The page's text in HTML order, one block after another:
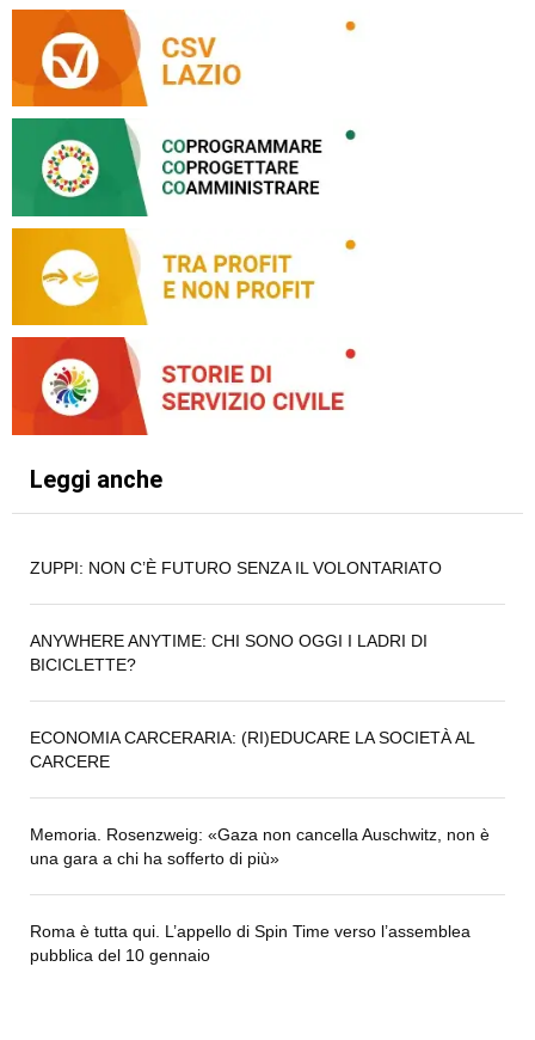
Leggi anche
ZUPPI: NON C’È FUTURO SENZA IL VOLONTARIATO
ANYWHERE ANYTIME: CHI SONO OGGI I LADRI DI
BICICLETTE?
ECONOMIA CARCERARIA: (RI)EDUCARE LA SOCIETÀ AL
CARCERE
Memoria. Rosenzweig: «Gaza non cancella Auschwitz, non è
una gara a chi ha sofferto di più»
Roma è tutta qui. L’appello di Spin Time verso l’assemblea
pubblica del 10 gennaio